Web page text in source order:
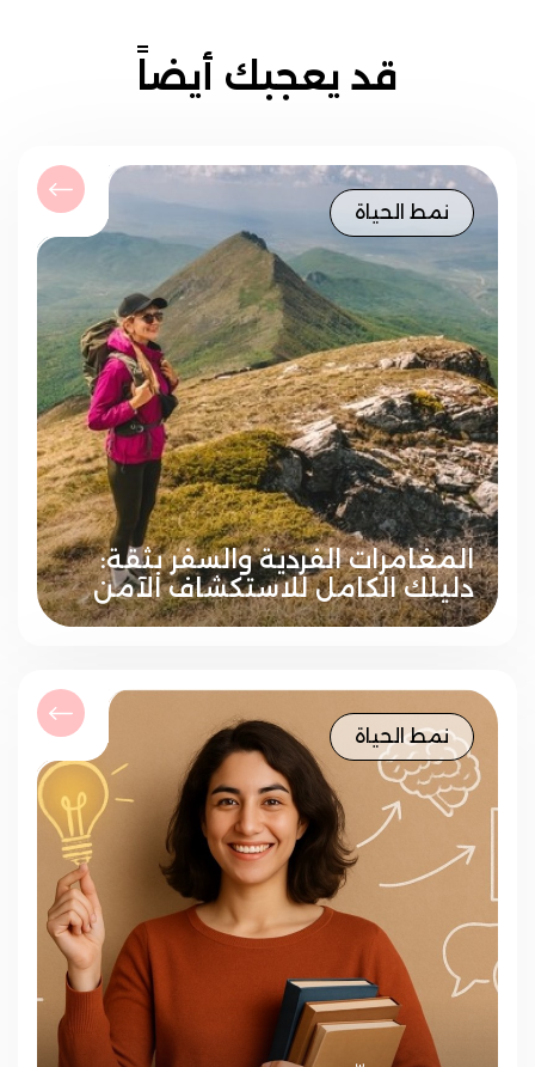
قد يعجبك أيضاً
نمط الحياة
المغامرات الفردية والسفر بثقة:
دليلك الكامل للاستكشاف الآمن
نمط الحياة